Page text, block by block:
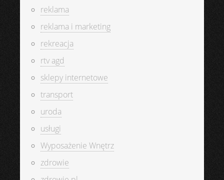
reklama
reklama i marketing
rekreacja
rtv agd
sklepy internetowe
transport
uroda
usługi
Wyposażenie Wnętrz
zdrowie